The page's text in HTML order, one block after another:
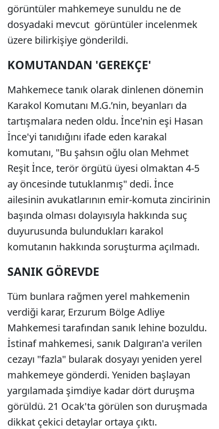
görüntüler mahkemeye sunuldu ne de
dosyadaki mevcut görüntüler incelenmek
üzere bilirkişiye gönderildi.
KOMUTANDAN 'GEREKÇE'
Mahkemece tanık olarak dinlenen dönemin
Karakol Komutanı M.G.’nin, beyanları da
tartışmalara neden oldu. İnce'nin eşi Hasan
İnce'yi tanıdığını ifade eden karakal
komutanı, "Bu şahsın oğlu olan Mehmet
Reşit İnce, terör örgütü üyesi olmaktan 4-5
ay öncesinde tutuklanmış" dedi. İnce
ailesinin avukatlarının emir-komuta zincirinin
başında olması dolayısıyla hakkında suç
duyurusunda bulundukları karakol
komutanın hakkında soruşturma açılmadı.
SANIK GÖREVDE
Tüm bunlara rağmen yerel mahkemenin
verdiği karar, Erzurum Bölge Adliye
Mahkemesi tarafından sanık lehine bozuldu.
İstinaf mahkemesi, sanık Dalgıran'a verilen
cezayı "fazla" bularak dosyayı yeniden yerel
mahkemeye gönderdi. Yeniden başlayan
yargılamada şimdiye kadar dört duruşma
görüldü. 21 Ocak'ta görülen son duruşmada
dikkat çekici detaylar ortaya çıktı.